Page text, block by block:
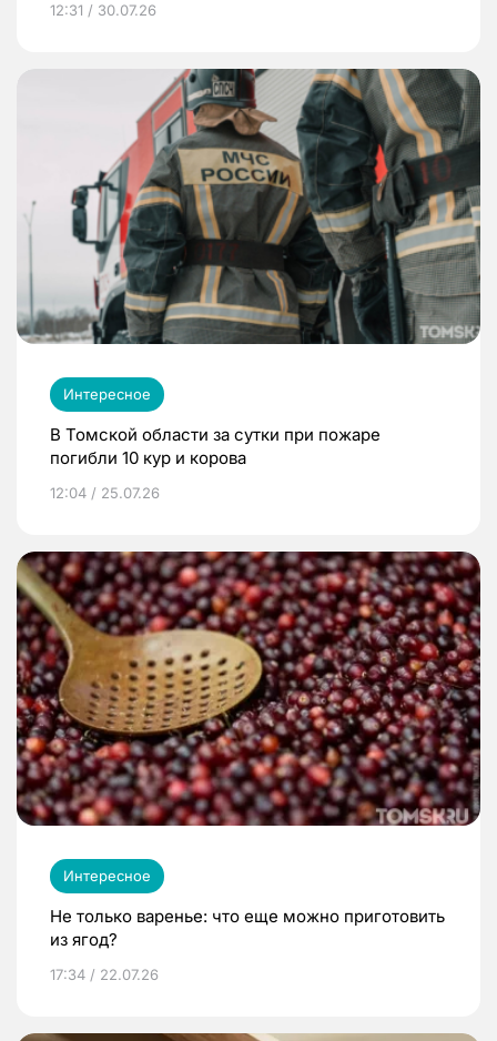
12:31 / 30.07.26
Интересное
В Томской области за сутки при пожаре
погибли 10 кур и корова
12:04 / 25.07.26
Интересное
Не только варенье: что еще можно приготовить
из ягод?
17:34 / 22.07.26